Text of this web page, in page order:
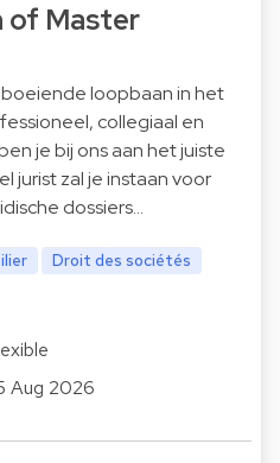
of Master
loopbaan in het
collegiaal en
je bij ons aan het juiste
jurist zal je instaan voor
dossiers…
Droit des sociétés
Aug 2026